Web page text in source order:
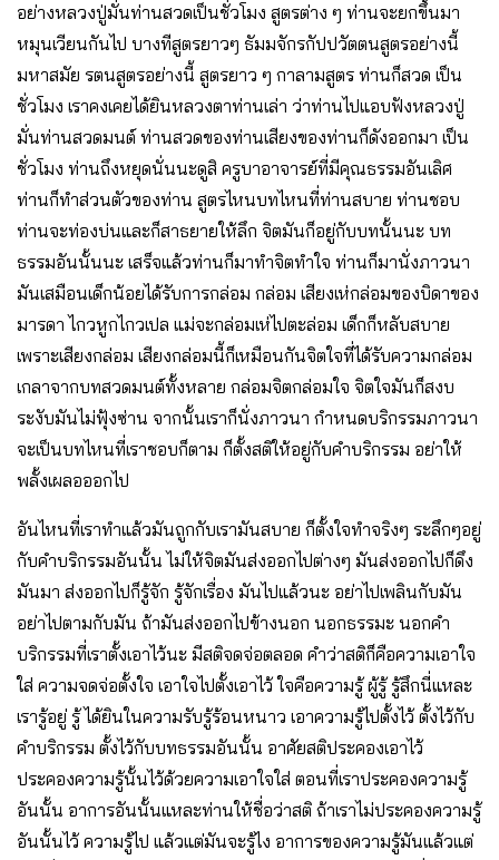
อย่างหลวงปู่มั่นท่านสวดเป็นชั่วโมง สูตรต่าง ๆ ท่านจะยกขึ้นมา
หมุนเวียนกันไป บางทีสูตรยาวๆ ธัมมจักรกัปปวัตตนสูตรอย่างนี้
มหาสมัย รตนสูตรอย่างนี้ สูตรยาว ๆ กาลามสูตร ท่านก็สวด เป็น
ชั่วโมง เราคงเคยได้ยินหลวงตาท่านเล่า ว่าท่านไปแอบฟังหลวงปู่
มั่นท่านสวดมนต์ ท่านสวดของท่านเสียงของท่านก็ดังออกมา เป็น
ชั่วโมง ท่านถึงหยุดนั่นนะดูสิ ครูบาอาจารย์ที่มีคุณธรรมอันเลิศ
ท่านก็ทำส่วนตัวของท่าน สูตรไหนบทไหนที่ท่านสบาย ท่านชอบ
ท่านจะท่องบ่นและก็สาธยายให้ลึก จิตมันก็อยู่กับบทนั้นนะ บท
ธรรมอันนั้นนะ เสร็จแล้วท่านก็มาทำจิตทำใจ ท่านก็มานั่งภาวนา
มันเสมือนเด็กน้อยได้รับการกล่อม กล่อม เสียงเห่กล่อมของบิดาของ
มารดา ไกวหูกไกวเปล แม่จะกล่อมเห่ไปตะล่อม เด็กก็หลับสบาย
เพราะเสียงกล่อม เสียงกล่อมนี้ก็เหมือนกันจิตใจที่ได้รับความกล่อม
เกลาจากบทสวดมนต์ทั้งหลาย กล่อมจิตกล่อมใจ จิตใจมันก็สงบ
ระงับมันไม่ฟุ้งซ่าน จากนั้นเราก็นั่งภาวนา กำหนดบริกรรมภาวนา
จะเป็นบทไหนที่เราชอบก็ตาม ก็ตั้งสติให้อยู่กับคำบริกรรม อย่าให้
พลั้งเผลอออกไป
อันไหนที่เราทำแล้วมันถูกกับเรามันสบาย ก็ตั้งใจทำจริงๆ ระลึกๆอยู่
กับคำบริกรรมอันนั้น ไม่ให้จิตมันส่งออกไปต่างๆ มันส่งออกไปก็ดึง
มันมา ส่งออกไปก็รู้จัก รู้จักเรื่อง มันไปแล้วนะ อย่าไปเพลินกับมัน
อย่าไปตามกับมัน ถ้ามันส่งออกไปข้างนอก นอกธรรมะ นอกคำ
บริกรรมที่เราตั้งเอาไว้นะ มีสติจดจ่อตลอด คำว่าสติก็คือความเอาใจ
ใส่ ความจดจ่อตั้งใจ เอาใจไปตั้งเอาไว้ ใจคือความรู้ ผู้รู้ รู้สึกนี่แหละ
เรารู้อยู่ รู้ ได้ยินในความรับรู้ร้อนหนาว เอาความรู้ไปตั้งไว้ ตั้งไว้กับ
คำบริกรรม ตั้งไว้กับบทธรรมอันนั้น อาศัยสติประคองเอาไว้
ประคองความรู้นั้นไว้ด้วยความเอาใจใส่ ตอนที่เราประคองความรู้
อันนั้น อาการอันนั้นแหละท่านให้ชื่อว่าสติ ถ้าเราไม่ประคองความรู้
อันนั้นไว้ ความรู้ไป แล้วแต่มันจะรู้ไง อาการของความรู้มันแล้วแต่